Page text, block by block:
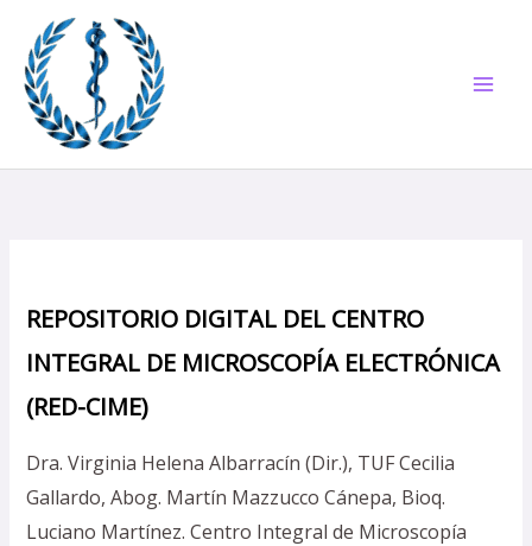
contenido
REPOSITORIO DIGITAL DEL CENTRO
INTEGRAL DE MICROSCOPÍA ELECTRÓNICA
(RED-CIME)
Dra. Virginia Helena Albarracín (Dir.), TUF Cecilia
Gallardo, Abog. Martín Mazzucco Cánepa, Bioq.
Luciano Martínez. Centro Integral de Microscopía